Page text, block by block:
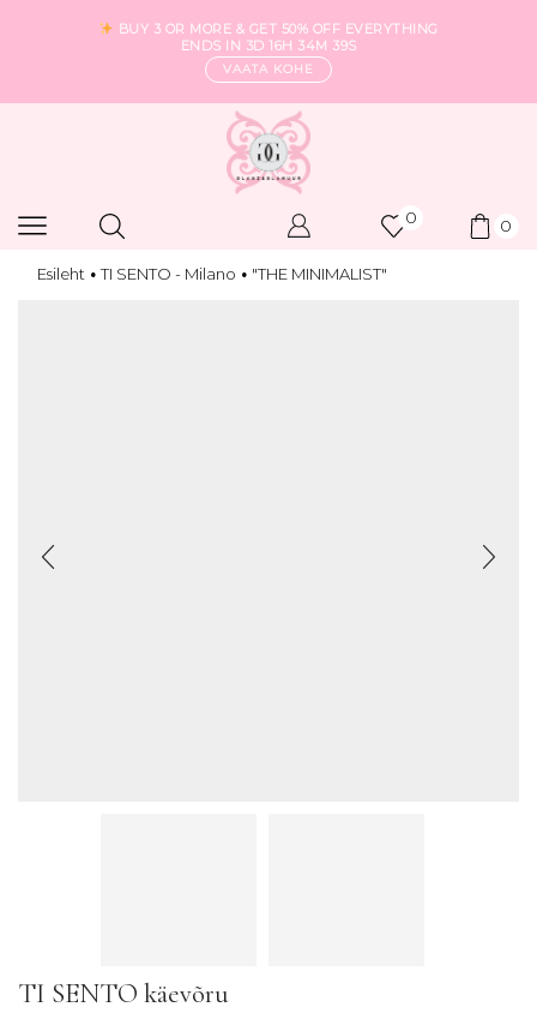
BUY 3 OR MORE & GET 50% OFF EVERYTHING
ENDS IN 3D 16H 34M 39S
VAATA KOHE
0 0
Esileht • TI SENTO - Milano • "THE MINIMALIST"
TI SENTO käevõru